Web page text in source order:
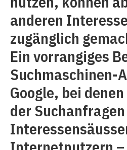
anderen
zugänglich
Ein vorrangiges
Suchmaschinen-
Google, bei
der